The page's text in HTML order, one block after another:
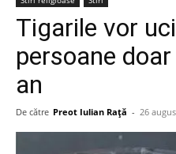
Tigarile vor
persoane
an
De către Preot Iulian Raţă - 26